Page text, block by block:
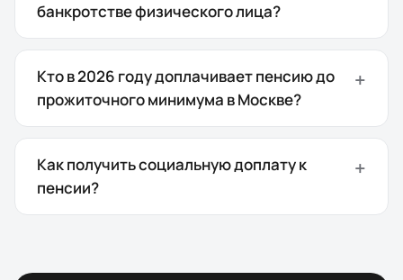
банкротстве физического лица?
Кто в 2026 году доплачивает пенсию до
прожиточного минимума в Москве?
Как получить социальную доплату к
пенсии?